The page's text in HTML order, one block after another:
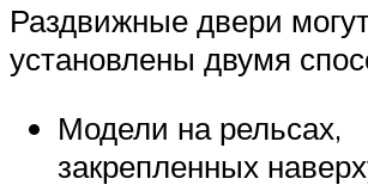
Раздвижные двери
установлены двумя
Модели на рельсах,
закрепленных